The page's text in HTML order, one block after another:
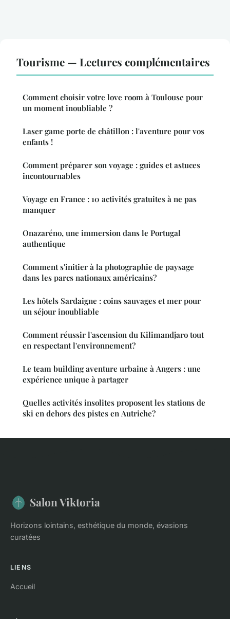
Tourisme — Lectures complémentaires
Comment choisir votre love room à Toulouse pour
un moment inoubliable ?
Laser game porte de châtillon : l'aventure pour vos
enfants !
Comment préparer son voyage : guides et astuces
incontournables
Voyage en France : 10 activités gratuites à ne pas
manquer
Onazaréno, une immersion dans le Portugal
authentique
Comment s'initier à la photographie de paysage
dans les parcs nationaux américains?
Les hôtels Sardaigne : coins sauvages et mer pour
un séjour inoubliable
Comment réussir l'ascension du Kilimandjaro tout
en respectant l'environnement?
Le team building aventure urbaine à Angers : une
expérience unique à partager
Quelles activités insolites proposent les stations de
ski en dehors des pistes en Autriche?
Salon Viktoria
Horizons lointains, esthétique du monde, évasions
curatées
LIENS
Accueil